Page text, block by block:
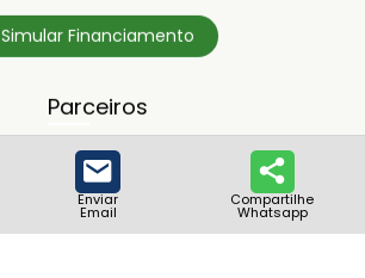
Enviar
Email
Compartilhe
Whatsapp
Simular Financiamento
Parceiros